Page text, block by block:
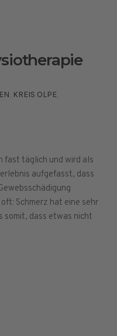
, KREIS OLPE,
fast täglich und wird als
aufgefasst, dass
Schmerz hat eine sehr
somit, dass etwas nicht